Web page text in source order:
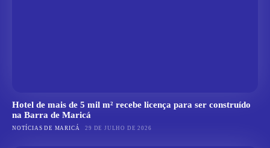
Hotel de mais de 5 mil m² recebe licença para ser construído
na Barra de Maricá
NOTÍCIAS DE MARICÁ 29 DE JULHO DE 2026